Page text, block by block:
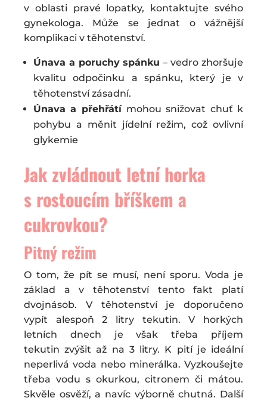
v oblasti pravé lopatky, kontaktujte svého
gynekologa. Může se jednat o vážnější
komplikaci v těhotenství.
Únava a poruchy spánku – vedro zhoršuje
kvalitu odpočinku a spánku, který je v
těhotenství zásadní.
Únava a přehřátí mohou snižovat chuť k
pohybu a měnit jídelní režim, což ovlivní
glykemie
Jak zvládnout letní horka
s rostoucím bříškem a
cukrovkou?
Pitný režim
O tom, že pít se musí, není sporu. Voda je
základ a v těhotenství tento fakt platí
dvojnásob. V těhotenství je doporučeno
vypít alespoň 2 litry tekutin. V horkých
letních dnech je však třeba příjem
tekutin zvýšit až na 3 litry. K pití je ideální
neperlivá voda nebo minerálka. Vyzkoušejte
třeba vodu s okurkou, citronem či mátou.
Skvěle osvěží, a navíc výborně chutná. Další